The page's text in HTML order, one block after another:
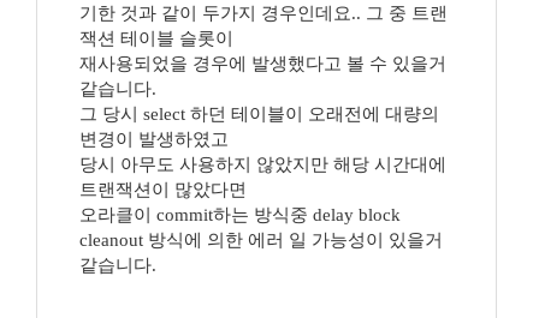
기한 것과 같이 두가지 경우인데요.. 그 중 트랜
잭션 테이블 슬롯이
재사용되었을 경우에 발생했다고 볼 수 있을거
같습니다.
그 당시 select 하던 테이블이 오래전에 대량의
변경이 발생하였고
당시 아무도 사용하지 않았지만 해당 시간대에
트랜잭션이 많았다면
오라클이 commit하는 방식중 delay block
cleanout 방식에 의한 에러 일 가능성이 있을거
같습니다.